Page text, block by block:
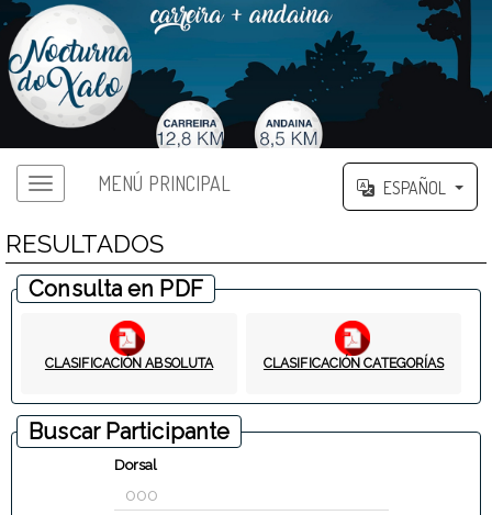
MENÚ PRINCIPAL ESPAÑOL
RESULTADOS
Consulta en PDF
CLASIFICACIÓN ABSOLUTA CLASIFICACIÓN CATEGORÍAS
Buscar Participante
Dorsal